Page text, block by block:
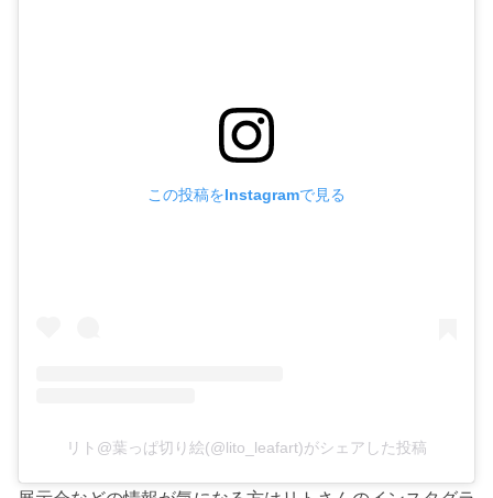
この投稿をInstagramで見る
リト@葉っぱ切り絵(@lito_leafart)がシェアした投稿